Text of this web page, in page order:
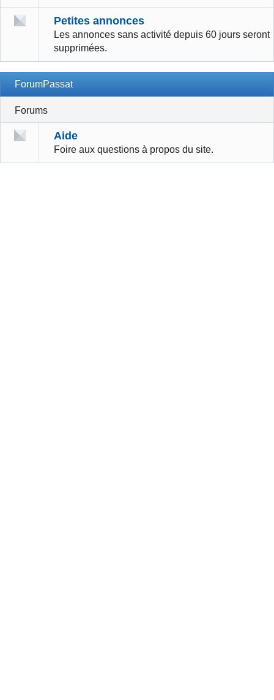
Petites annonces
Les annonces sans activité depuis 60 jours seront
supprimées.
ForumPassat
Forums
Aide
Foire aux questions à propos du site.